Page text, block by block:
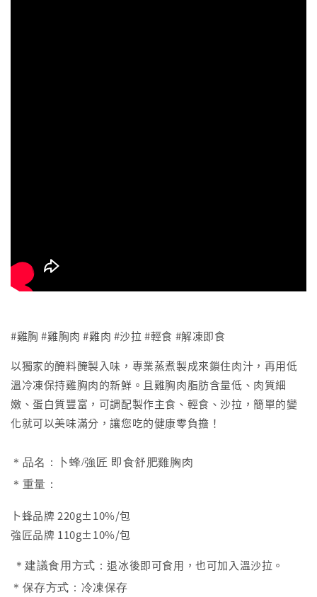
#雞胸 #雞胸肉 #雞肉 #沙拉 #輕食 #解凍即食
以獨家的醃料醃製入味，專業蒸煮製成來鎖住肉汁，再用低
溫冷凍保持雞胸肉的新鮮。且雞胸肉脂肪含量低、肉質細
嫩、蛋白質豐富，可調配製作主食、輕食、沙拉，簡單的變
化就可以美味滿分，讓您吃的健康零負擔！
＊品名：卜蜂/強匠 即食舒肥雞胸肉
＊重量：
卜蜂品牌 220g±10%/包
強匠品牌 110g±10%/包
＊建議食用方式：退冰後即可食用，也可加入溫沙拉。
＊保存方式：冷凍保存